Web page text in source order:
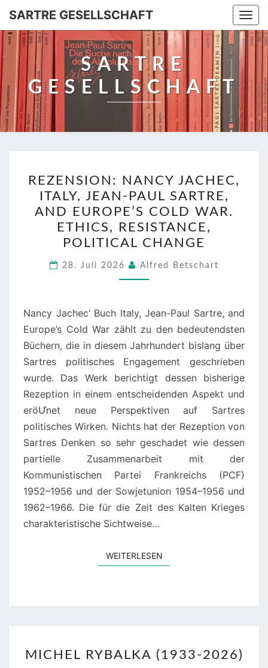
SARTRE GESELLSCHAFT
SARTRE
GESELLSCHAFT
NANCY
JACHEC,
ITALY,
JEAN-
PAUL
SARTRE,
AND
COLD
WAR.
ETHICS,
RESISTANCE,
POLITICAL
CHANGE
REZENSION: NANCY JACHEC,
ITALY, JEAN-PAUL SARTRE,
AND EUROPE’S COLD WAR.
ETHICS, RESISTANCE,
POLITICAL CHANGE
28. Juli 2026 Alfred Betschart
Nancy Jachec‘ Buch Italy, Jean-Paul Sartre, and
Europe’s Cold War zählt zu den bedeutendsten
Büchern, die in diesem Jahrhundert bislang über
Sartres politisches Engagement geschrieben
wurde. Das Werk berichtigt dessen bisherige
Rezeption in einem entscheidenden Aspekt und
eröƯnet neue Perspektiven auf Sartres
politisches Wirken. Nichts hat der Rezeption von
Sartres Denken so sehr geschadet wie dessen
partielle Zusammenarbeit mit der
Kommunistischen Partei Frankreichs (PCF)
1952–1956 und der Sowjetunion 1954–1956 und
1962–1966. Die für die Zeit des Kalten Krieges
charakteristische Sichtweise…
WEITERLESENWEITERLESEN
RYBALKA
MICHEL RYBALKA (1933-2026)